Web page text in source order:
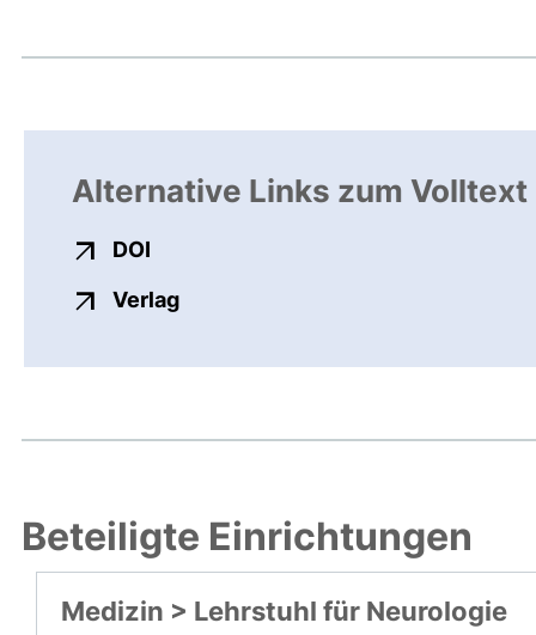
Alternative Links zum Volltext
DOI
Verlagexterner Link, öffnet neues
Beteiligte Einrichtungen
Medizin > Lehrstuhl für Neurologie